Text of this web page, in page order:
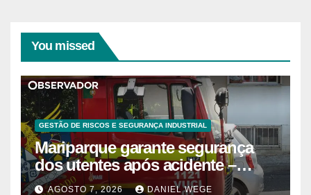
You missed
GESTÃO DE RISCOS E SEGURANÇA INDUSTRIAL
Mariparque garante segurança
dos utentes após acidente –
Observador
AGOSTO 7, 2026 DANIEL WEGE